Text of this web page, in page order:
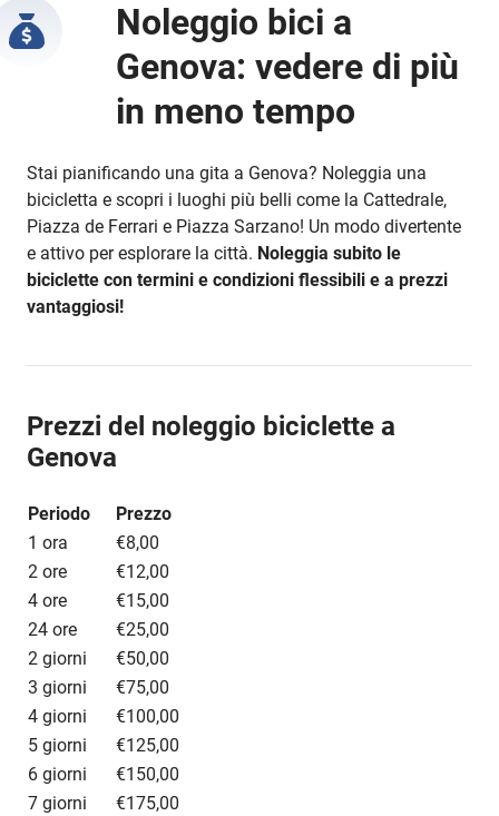
Noleggio bici a
Genova: vedere di più
in meno tempo
Stai pianificando una gita a Genova? Noleggia una
bicicletta e scopri i luoghi più belli come la Cattedrale,
Piazza de Ferrari e Piazza Sarzano! Un modo divertente
e attivo per esplorare la città. Noleggia subito le
biciclette con termini e condizioni flessibili e a prezzi
vantaggiosi!
Prezzi del noleggio biciclette a
Genova
Periodo
Prezzo
1 ora
€8,00
2 ore
€12,00
4 ore
€15,00
24 ore
€25,00
2 giorni
€50,00
3 giorni
€75,00
4 giorni
€100,00
5 giorni
€125,00
6 giorni
€150,00
7 giorni
€175,00